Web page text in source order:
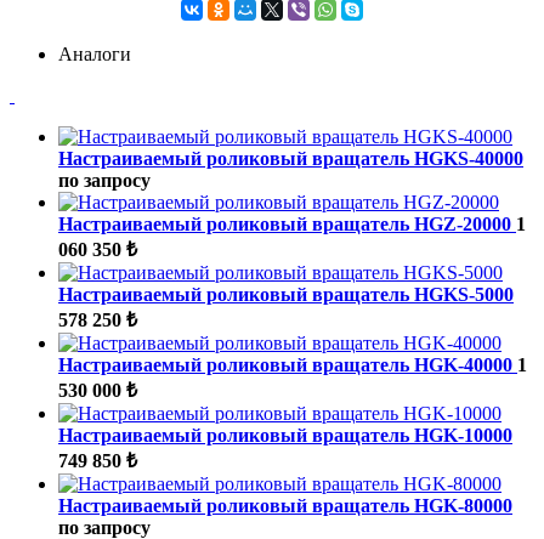
Аналоги
Настраиваемый роликовый вращатель HGKS-40000
по запросу
Настраиваемый роликовый вращатель HGZ-20000 1
060 350 ₺
Настраиваемый роликовый вращатель HGKS-5000
578 250 ₺
Настраиваемый роликовый вращатель HGK-40000 1
530 000 ₺
Настраиваемый роликовый вращатель HGK-10000
749 850 ₺
Настраиваемый роликовый вращатель HGK-80000
по запросу